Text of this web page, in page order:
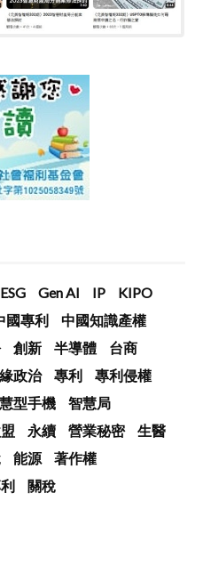
ESG Gen AI IP
KIPO
國專利
中國知識產權
創新 半導體
台商
政治 專利
專利侵權
型手機
智慧局
永續 營業秘密
生醫
能源
著作權
關稅